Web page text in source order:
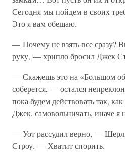
Сегодня мы пойдем в своих
Это я вам обещаю.
— Почему не взять все сразу?
руку, — хрипло бросил Джек
— Скажешь это на «Большом
соберется, — остался
пока будем действовать так,
Джек, самовольничать, иначе
— Уот рассудил верно, —
Строу. — Хватит спорить.